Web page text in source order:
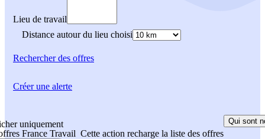
Lieu de travail
Distance autour du lieu choisi
Rechercherdes offres
uniquement
France Travail Cette action recharge la liste des offres
Qui sont
Créer une alerte